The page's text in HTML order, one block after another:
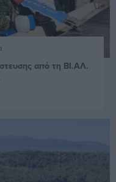
από τη ΒΙ.ΑΛ.